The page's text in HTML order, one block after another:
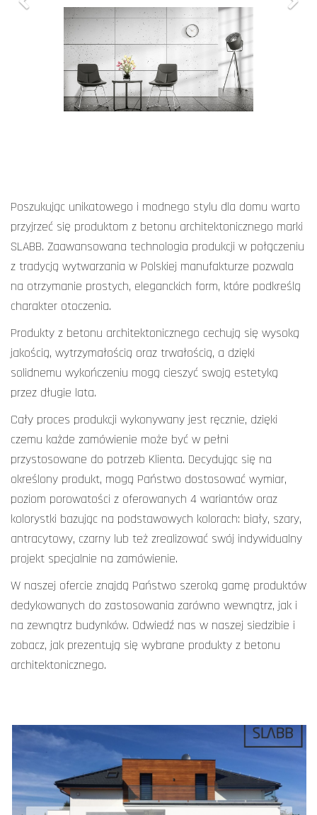
Poszukując unikatowego i modnego stylu dla domu warto
przyjrzeć się produktom z betonu architektonicznego marki
SLABB. Zaawansowana technologia produkcji w połączeniu
z tradycją wytwarzania w Polskiej manufakturze pozwala
na otrzymanie prostych, eleganckich form, które podkreślą
charakter otoczenia.
Produkty z betonu architektonicznego cechują się wysoką
jakością, wytrzymałością oraz trwałością, a dzięki
solidnemu wykończeniu mogą cieszyć swoją estetyką
przez długie lata.
Cały proces produkcji wykonywany jest ręcznie, dzięki
czemu każde zamówienie może być w pełni
przystosowane do potrzeb Klienta. Decydując się na
określony produkt, mogą Państwo dostosować wymiar,
poziom porowatości z oferowanych 4 wariantów oraz
kolorystki bazując na podstawowych kolorach: biały, szary,
antracytowy, czarny lub też zrealizować swój indywidualny
projekt specjalnie na zamówienie.
W naszej ofercie znajdą Państwo szeroką gamę produktów
dedykowanych do zastosowania zarówno wewnątrz, jak i
na zewnątrz budynków. Odwiedź nas w naszej siedzibie i
zobacz, jak prezentują się wybrane produkty z betonu
architektonicznego.